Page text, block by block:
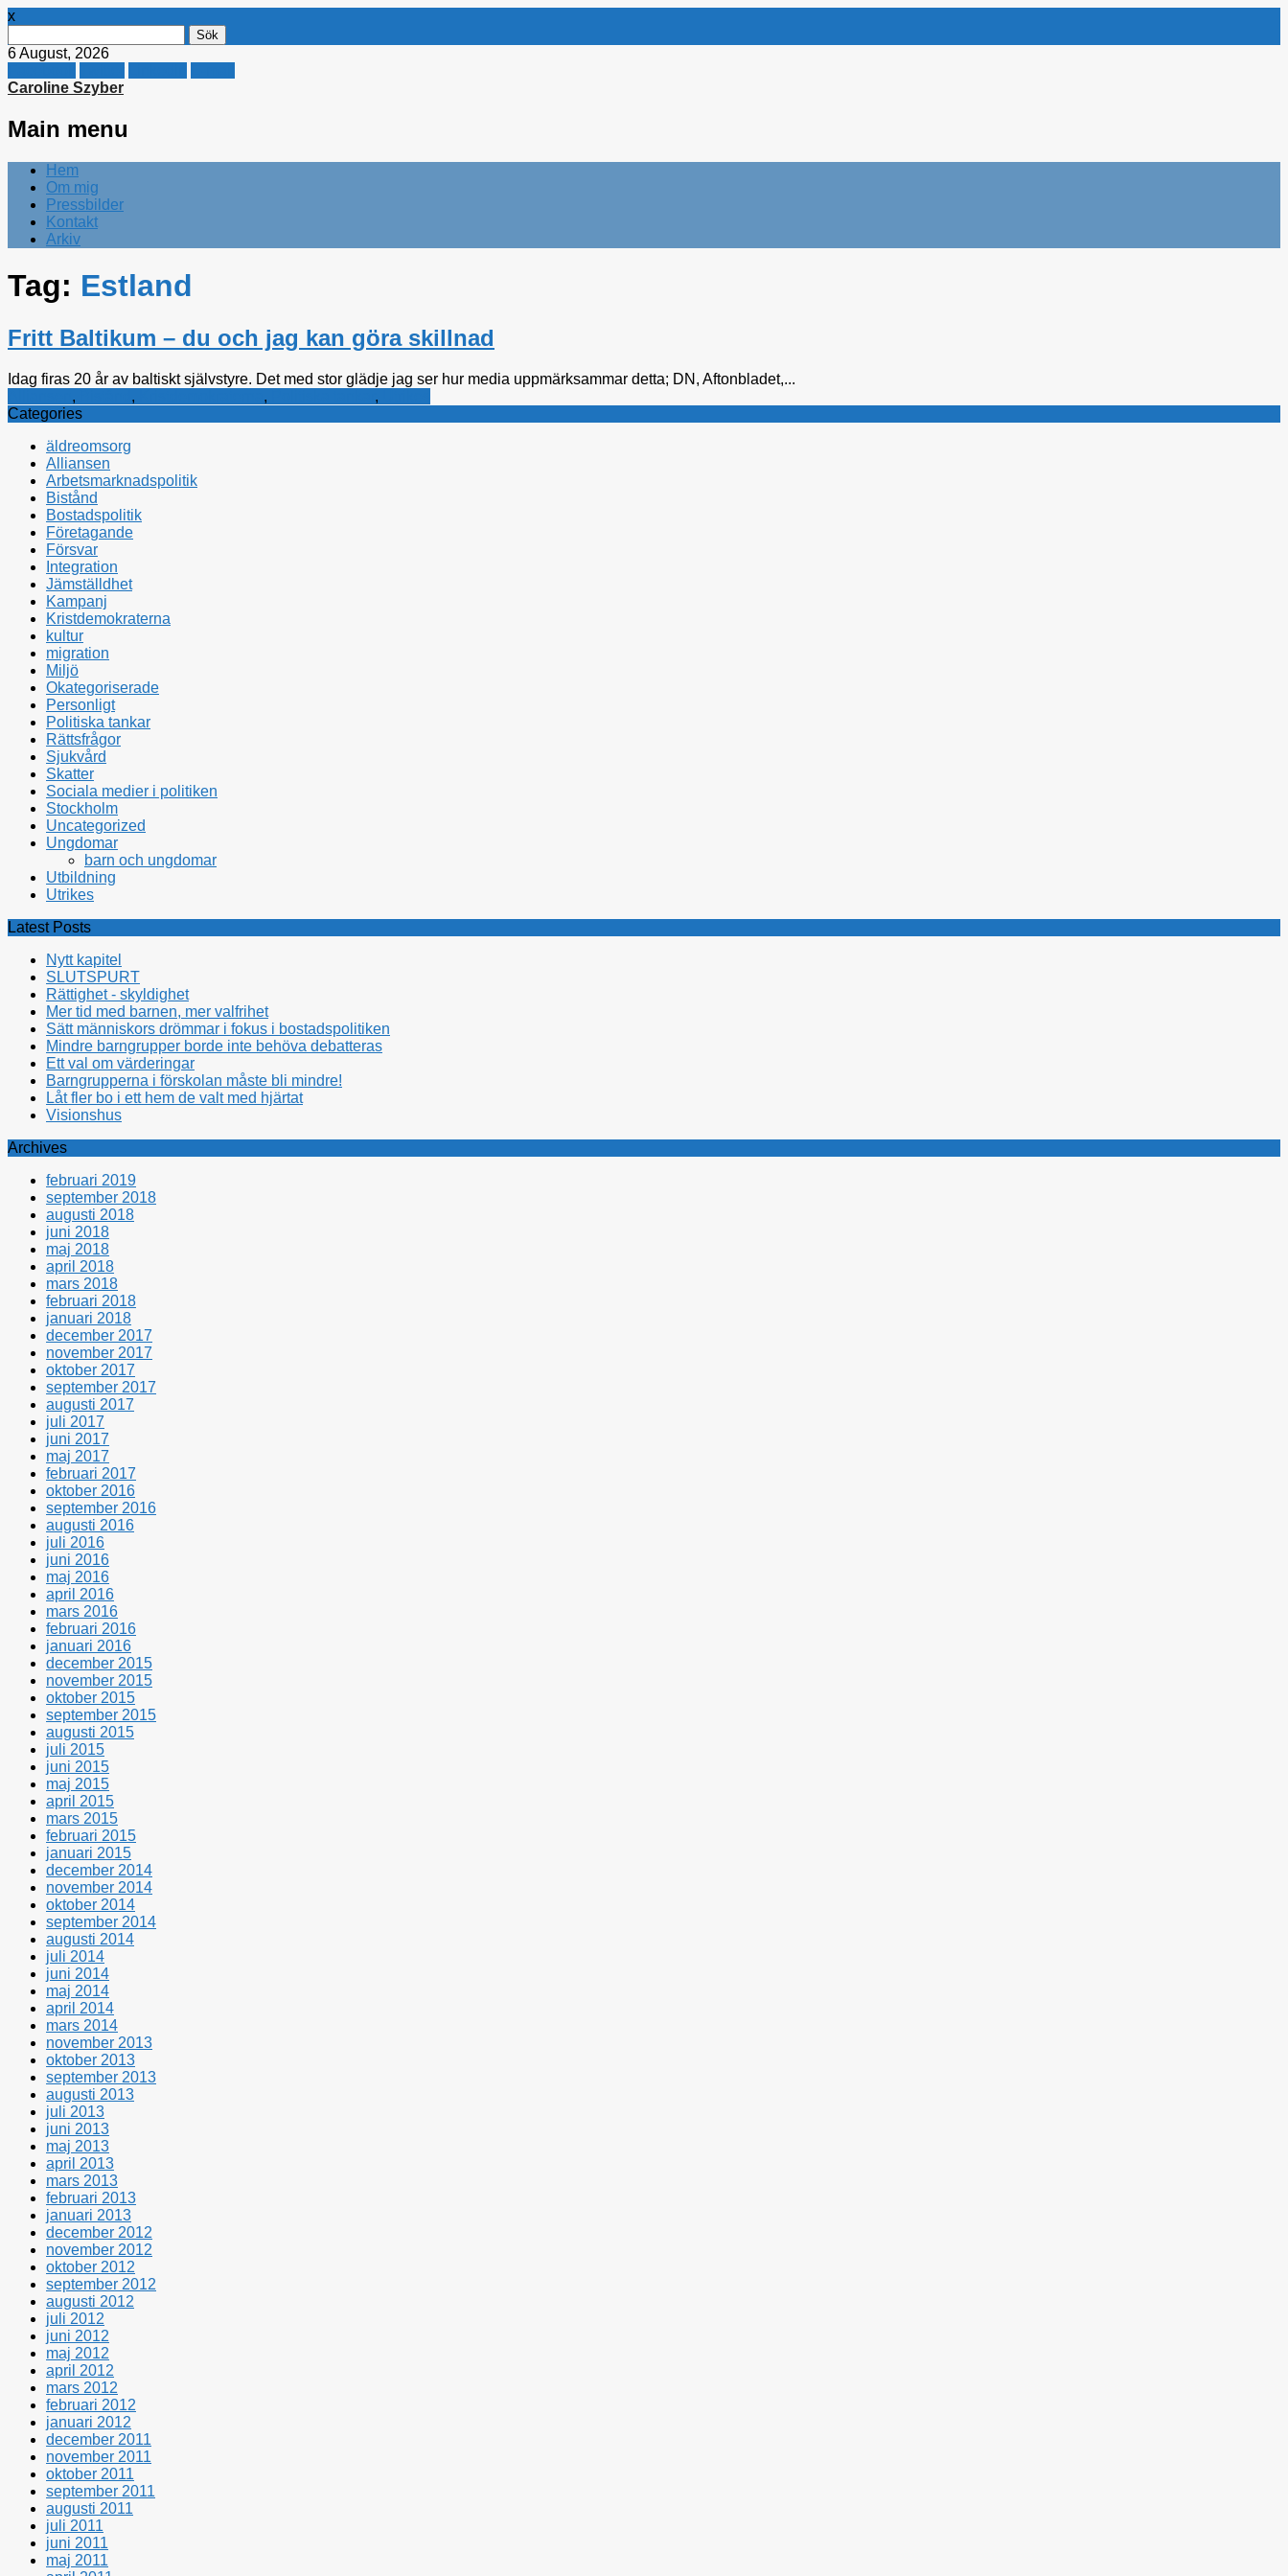
x
efter:
6 August, 2026
Caroline Szyber
Main menu
Skip
content
Hem
Om mig
Pressbilder
Kontakt
Arkiv
Tag: Estland
Fritt Baltikum – du och jag kan göra skillnad
Idag firas 20 år av baltiskt självstyre. Det med stor glädje jag ser hur media uppmärksammar detta; DN, Aftonbladet,...
, , , ,
Categories
äldreomsorg
Alliansen
Arbetsmarknadspolitik
Bistånd
Bostadspolitik
Företagande
Försvar
Integration
Jämställdhet
Kampanj
Kristdemokraterna
kultur
migration
Miljö
Okategoriserade
Personligt
Politiska tankar
Rättsfrågor
Sjukvård
Skatter
Sociala medier i politiken
Stockholm
Uncategorized
Ungdomar
barn och ungdomar
Utbildning
Utrikes
Latest Posts
Nytt kapitel
SLUTSPURT
Rättighet - skyldighet
Mer tid med barnen, mer valfrihet
Sätt människors drömmar i fokus i bostadspolitiken
Mindre barngrupper borde inte behöva debatteras
Ett val om värderingar
Barngrupperna i förskolan måste bli mindre!
Låt fler bo i ett hem de valt med hjärtat
Visionshus
Archives
februari 2019
september 2018
augusti 2018
juni 2018
maj 2018
april 2018
mars 2018
februari 2018
januari 2018
december 2017
november 2017
oktober 2017
september 2017
augusti 2017
juli 2017
juni 2017
maj 2017
februari 2017
oktober 2016
september 2016
augusti 2016
juli 2016
juni 2016
maj 2016
april 2016
mars 2016
februari 2016
januari 2016
december 2015
november 2015
oktober 2015
september 2015
augusti 2015
juli 2015
juni 2015
maj 2015
april 2015
mars 2015
februari 2015
januari 2015
december 2014
november 2014
oktober 2014
september 2014
augusti 2014
juli 2014
juni 2014
maj 2014
april 2014
mars 2014
november 2013
oktober 2013
september 2013
augusti 2013
juli 2013
juni 2013
maj 2013
april 2013
mars 2013
februari 2013
januari 2013
december 2012
november 2012
oktober 2012
september 2012
augusti 2012
juli 2012
juni 2012
maj 2012
april 2012
mars 2012
februari 2012
januari 2012
december 2011
november 2011
oktober 2011
september 2011
augusti 2011
juli 2011
juni 2011
maj 2011